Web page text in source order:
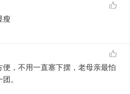
瘦
，不用一直塞下摆，老母亲最怕
。